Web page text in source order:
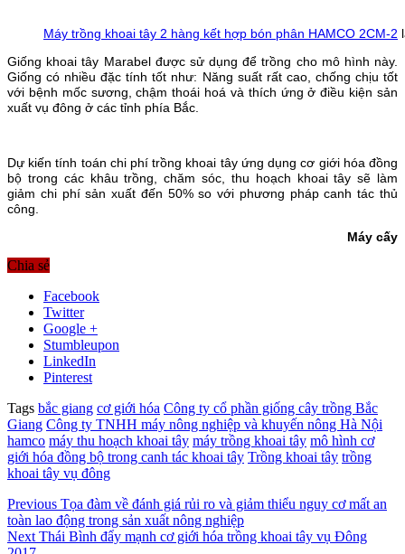
Máy trồng khoai tây 2 hàng kết hợp bón phân HAMCO 2CM-2
Giống khoai tây Marabel được sử dụng để trồng cho mô hình này.
Giống có nhiều đặc tính tốt như: Năng suất rất cao, chống chịu tốt
với bệnh mốc sương, chậm thoái hoá và thích ứng ở điều kiện sản
xuất vụ đông ở các tỉnh phía Bắc.
Dự kiến tính toán chi phí trồng khoai tây ứng dụng cơ giới hóa đồng
bộ trong các khâu trồng, chăm sóc, thu hoạch khoai tây sẽ làm
giảm chi phí sản xuất đến 50% so với phương pháp canh tác thủ
công.
Máy cấy
Chia sẻ
Facebook
Twitter
Google +
Stumbleupon
LinkedIn
Pinterest
Tags bắc giang cơ giới hóa Công ty cổ phần giống cây trồng Bắc
Giang Công ty TNHH máy nông nghiệp và khuyến nông Hà Nội
hamco máy thu hoạch khoai tây máy trồng khoai tây mô hình cơ
giới hóa đồng bộ trong canh tác khoai tây Trồng khoai tây trồng
khoai tây vụ đông
Previous Tọa đàm về đánh giá rủi ro và giảm thiểu nguy cơ mất an
toàn lao động trong sản xuất nông nghiệp
Next Thái Bình đẩy mạnh cơ giới hóa trồng khoai tây vụ Đông